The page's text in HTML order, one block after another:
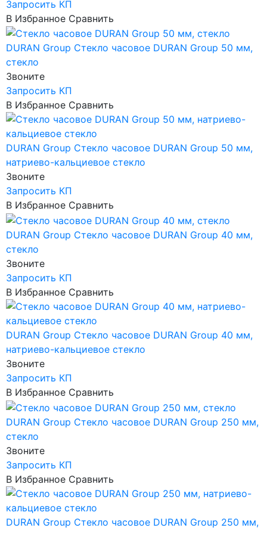
Запросить КП
В Избранное Сравнить
DURAN Group Стекло часовое DURAN Group 50 мм,
стекло
Звоните
Запросить КП
В Избранное Сравнить
DURAN Group Стекло часовое DURAN Group 50 мм,
натриево-кальциевое стекло
Звоните
Запросить КП
В Избранное Сравнить
DURAN Group Стекло часовое DURAN Group 40 мм,
стекло
Звоните
Запросить КП
В Избранное Сравнить
DURAN Group Стекло часовое DURAN Group 40 мм,
натриево-кальциевое стекло
Звоните
Запросить КП
В Избранное Сравнить
DURAN Group Стекло часовое DURAN Group 250 мм,
стекло
Звоните
Запросить КП
В Избранное Сравнить
DURAN Group Стекло часовое DURAN Group 250 мм,